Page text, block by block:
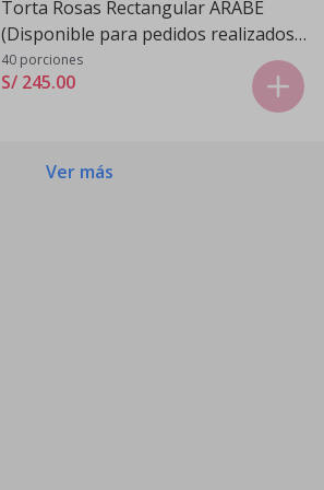
Torta Rosas Rectangular ARABE
(Disponible para pedidos realizados
de Domingo a Viernes)
40 porciones
S/ 245.00
Ver más